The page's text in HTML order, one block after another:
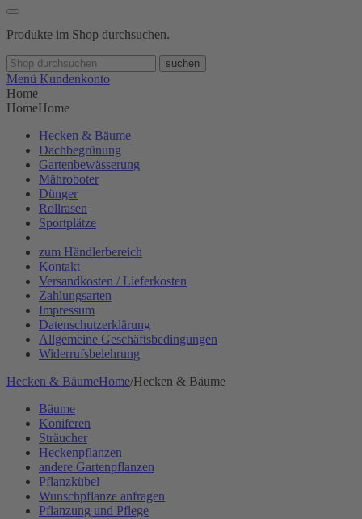
Produkte im Shop durchsuchen.
suchen
Menü Kundenkonto
Home
HomeHome
Hecken & Bäume
Dachbegrünung
Gartenbewässerung
Mähroboter
Dünger
Rollrasen
Sportplätze
zum Händlerbereich
Kontakt
Versandkosten / Lieferkosten
Zahlungsarten
Impressum
Datenschutzerklärung
Allgemeine Geschäftsbedingungen
Widerrufsbelehrung
Hecken & BäumeHome/Hecken & Bäume
Bäume
Koniferen
Sträucher
Heckenpflanzen
andere Gartenpflanzen
Pflanzkübel
Wunschpflanze anfragen
Pflanzung und Pflege